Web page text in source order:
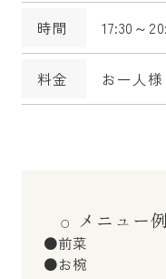
時間 17:30～
料金 お一人様
メニュー例
●前菜
●お椀